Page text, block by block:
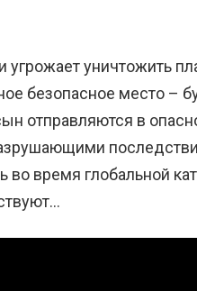
уничтожить
безопасное место –
отправляются в
время глобальной